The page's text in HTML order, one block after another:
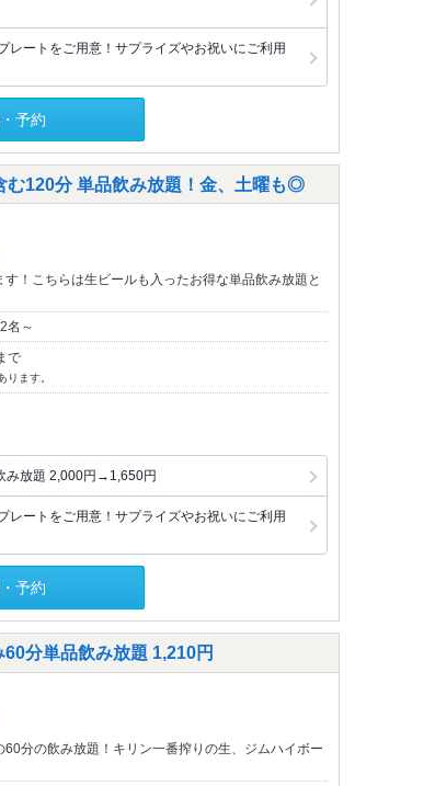
レートをご用意！サプライズやお祝いにご利用
予約
む120分 単品飲み放題！金、土曜も◎
！こちらは生ビールも入ったお得な単品飲み放題と
名～
で
ます。
み放題 2,000円→1,650円
レートをご用意！サプライズやお祝いにご利用
予約
分単品飲み放題 1,210円
60分の飲み放題！キリン一番搾りの生、ジムハイボー